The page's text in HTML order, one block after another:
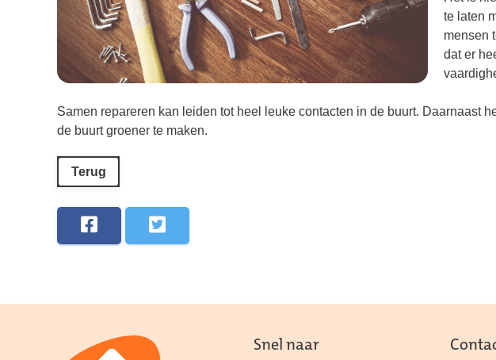
te laten
mensen
dat er
Samen repareren kan leiden tot heel leuke contacten in de buurt. Daarnaast
de buurt groener te maken.
Terug
Snel naar